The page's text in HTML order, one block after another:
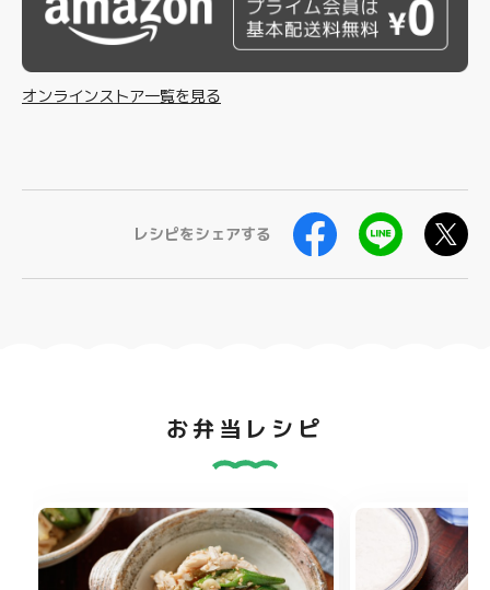
オンラインストア一覧を見る
レシピをシェアする
お弁当レシピ